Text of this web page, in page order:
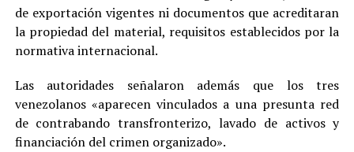
de exportación vigentes ni documentos que acreditaran
la propiedad del material, requisitos establecidos por la
normativa internacional.
Las autoridades señalaron además que los tres
venezolanos «aparecen vinculados a una presunta red
de contrabando transfronterizo, lavado de activos y
financiación del crimen organizado».